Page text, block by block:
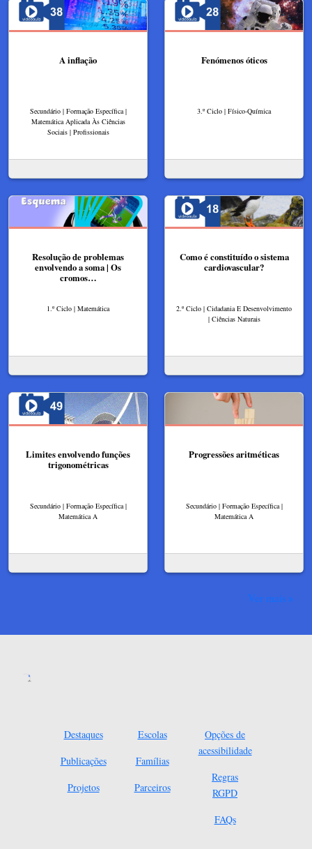
A inflação
Secundário | Formação Específica |
Matemática Aplicada Às Ciências
Sociais | Profissionais
Fenómenos óticos
3.º Ciclo | Físico-Química
Resolução de problemas
envolvendo a soma | Os
cromos…
1.º Ciclo | Matemática
Como é constituído o sistema
cardiovascular?
2.º Ciclo | Cidadania E Desenvolvimento
| Ciências Naturais
Limites envolvendo funções
trigonométricas
Secundário | Formação Específica |
Matemática A
Progressões aritméticas
Secundário | Formação Específica |
Matemática A
Ver mais
Destaques
Publicações
Projetos
Escolas
Famílias
Parceiros
Opções de
acessibilidade
Regras
RGPD
FAQs